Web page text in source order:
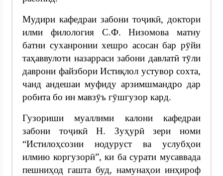
Мудири кафедраи забони тоҷикӣ, доктори
илми филология С.Ф. Низомова матну
батни суханронии хешро асосан бар рӯйи
таҳаввулоти назарраси забони давлатӣ тӯли
даврони файзбори Истиқлол устувор сохта,
чанд андешаи муфиду арзимшмандро дар
робита бо ин мавзӯъ гӯшгузор кард.
Гузориши муаллими калони кафедраи
забони тоҷикӣ Н. Зуҳурӣ зери номи
“Истилоҳсозии нодуруст ва услубҳои
илмию коргузорӣ”, ки ба сурати мусаввада
пешниҳод гашта буд, намунаҳои инҳироф